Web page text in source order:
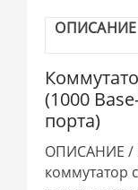
ОПИСАНИЕ
(1000
порта)
ОПИСАНИЕ /
коммутатор